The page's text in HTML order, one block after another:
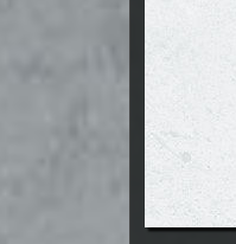
Seiten